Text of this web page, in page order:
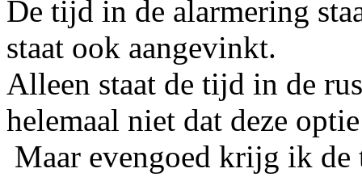
De tijd in de alarmering
staat ook aangevinkt.
Alleen staat de tijd in de
helemaal niet dat deze
Maar evengoed krijg ik